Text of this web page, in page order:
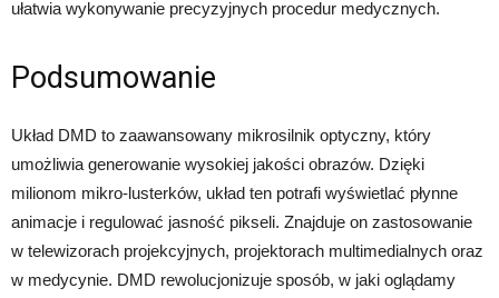
ułatwia wykonywanie precyzyjnych procedur medycznych.
Podsumowanie
Układ DMD to zaawansowany mikrosilnik optyczny, który
umożliwia generowanie wysokiej jakości obrazów. Dzięki
milionom mikro-lusterków, układ ten potrafi wyświetlać płynne
animacje i regulować jasność pikseli. Znajduje on zastosowanie
w telewizorach projekcyjnych, projektorach multimedialnych oraz
w medycynie. DMD rewolucjonizuje sposób, w jaki oglądamy